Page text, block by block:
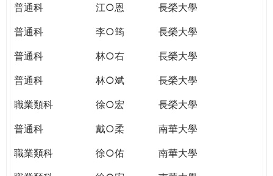
普通科
江○恩
長榮大學
普通科
李○筠
長榮大學
普通科
林○右
長榮大學
普通科
林○斌
長榮大學
職業類科
徐○宏
長榮大學
普通科
戴○柔
南華大學
職業類科
徐○佑
南華大學